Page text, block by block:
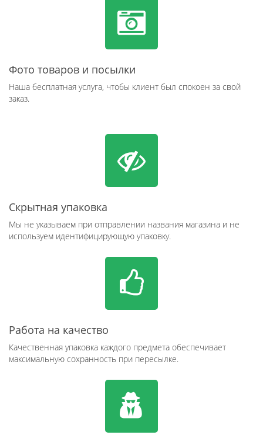
Фото товаров и посылки
Наша бесплатная услуга, чтобы клиент был спокоен за свой
заказ.
Скрытная упаковка
Мы не указываем при отправлении названия магазина и не
используем идентифицирующую упаковку.
Работа на качество
Качественная упаковка каждого предмета обеспечивает
максимальную сохранность при пересылке.